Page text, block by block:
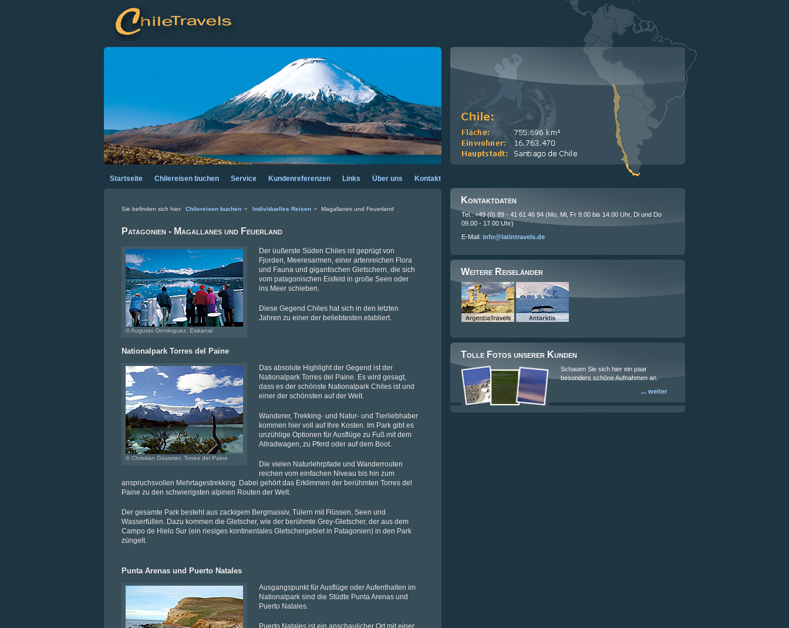
Startseite Chilereisen buchen Service Kundenreferenzen Links Über uns Kontakt
Chilereisen buchen Individuelles Reisen Magallanes und Feuerland
Patagonien - Magallanes und Feuerland
© Augusto Dominguez, Eiskanal
Der üußerste Süden Chiles ist geprügt von
Fjorden, Meeresarmen, einer artenreichen Flora
und Fauna und gigantischen Gletschern, die sich
vom patagonischen Eisfeld in große Seen oder
ins Meer schieben.
Diese Gegend Chiles hat sich in den letzten
Jahren zu einer der beliebtesten etabliert.
Nationalpark Torres del Paine
© Christian Güssmer, Torres del Paine
Das absolute Highlight der Gegend ist der
Nationalpark Torres del Paine. Es wird gesagt,
dass es der schönste Nationalpark Chiles ist und
einer der schönsten auf der Welt.
Wanderer, Trekking- und Natur- und Tierliebhaber
kommen hier voll auf Ihre Kosten. Im Park gibt es
unzühlige Optionen für Ausflüge zu Fuß mit dem
Allradwagen, zu Pferd oder auf dem Boot.
Die vielen Naturlehrpfade und Wanderrouten
reichen vom einfachen Niveau bis hin zum
anspruchsvollen Mehrtagestrekking. Dabei gehört das Erklimmen der berühmten Torres del
Paine zu den schwierigsten alpinen Routen der Welt.
Der gesamte Park besteht aus zackigem Bergmassiv, Tülern mit Flüssen, Seen und
Wasserfüllen. Dazu kommen die Gletscher, wie der berühmte Grey-Gletscher, der aus dem
Campo de Hielo Sur (ein riesiges kontinentales Gletschergebiet in Patagonien) in den Park
züngelt.
Punta Arenas und Puerto Natales
Ausgangspunkt für Ausflüge oder Aufenthalten im
Nationalpark sind die Stüdte Punta Arenas und
Puerto Natales.
Puerto Natales ist ein anschaulicher Ort mit einer
Kontaktdaten
Tel.: +49 (0) 89 - 41 61 46 94 (Mo, Mi, Fr 9.00 bis 14.00 Uhr, Di und Do
09.00 - 17.00 Uhr)
E-Mail:info@latintravels.de
Weitere Reiseländer
Tolle Fotos unserer Kunden
Schauen Sie sich hier ein paar
besonders schöne Aufnahmen an.
... weiter